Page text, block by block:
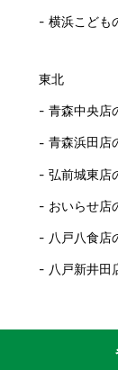
横浜こども
東北
青森中央店
青森浜田店
弘前城東店
おいらせ店
八戸八食店
八戸新井田